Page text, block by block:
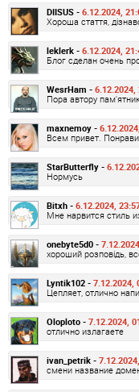
DIISUS - 6.12.2024,
Хороша стаття,
leklerk - 6.12.2024,
Блог сделан очень
WesrHam - 6.12.2024,
Пора автору
maxnemoy -
Всем привет.
StarButterfly -
Нормусь
Bitxh - 6.12.2024,
Мне нарвится стиль
onebyte5d0 -
хороший розповідь,
Lyntik102 - 7.12.2024,
Цепляет, отлично
Oloploto - 7.12.2024,
отлично излагаете
ivan_petrik -
смени название